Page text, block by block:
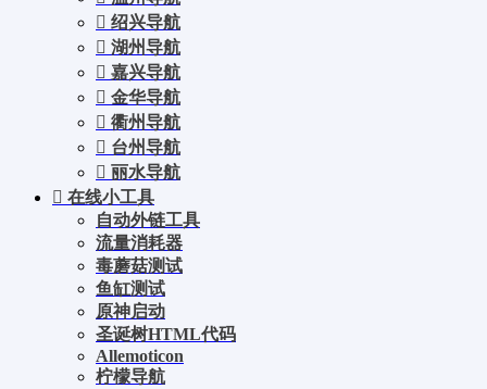
绍兴导航
湖州导航
嘉兴导航
金华导航
衢州导航
台州导航
丽水导航
在线小工具
自动外链工具
流量消耗器
毒蘑菇测试
鱼缸测试
原神启动
圣诞树HTML代码
Allemoticon
柠檬导航